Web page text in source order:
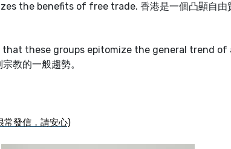
the benefits of free trade. 香港是一個凸顯自由
these groups epitomize the general trend of
教的一般趨勢。
常發信，請安心)